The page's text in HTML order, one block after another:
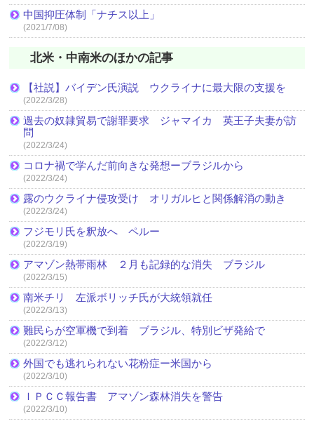
中国抑圧体制「ナチス以上」
(2021/7/08)
北米・中南米のほかの記事
【社説】バイデン氏演説 ウクライナに最大限の支援を
(2022/3/28)
過去の奴隷貿易で謝罪要求 ジャマイカ 英王子夫妻が訪
問
(2022/3/24)
コロナ禍で学んだ前向きな発想ーブラジルから
(2022/3/24)
露のウクライナ侵攻受け オリガルヒと関係解消の動き
(2022/3/24)
フジモリ氏を釈放へ ペルー
(2022/3/19)
アマゾン熱帯雨林 ２月も記録的な消失 ブラジル
(2022/3/15)
南米チリ 左派ボリッチ氏が大統領就任
(2022/3/13)
難民らが空軍機で到着 ブラジル、特別ビザ発給で
(2022/3/12)
外国でも逃れられない花粉症ー米国から
(2022/3/10)
ＩＰＣＣ報告書 アマゾン森林消失を警告
(2022/3/10)